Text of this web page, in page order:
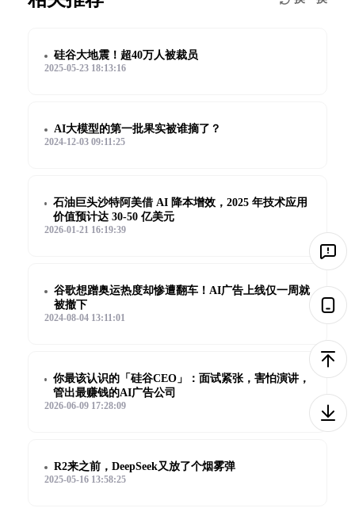
硅谷大地震！超40万人被裁员
2025-05-23 18:13:16
AI大模型的第一批果实被谁摘了？
2024-12-03 09:11:25
石油巨头沙特阿美借 AI 降本增效，2025 年技术应用
价值预计达 30-50 亿美元
2026-01-21 16:19:39
谷歌想蹭奥运热度却惨遭翻车！AI广告上线仅一周就
被撤下
2024-08-04 13:11:01
你最该认识的「硅谷CEO」：面试紧张，害怕演讲，
管出最赚钱的AI广告公司
2026-06-09 17:28:09
R2来之前，DeepSeek又放了个烟雾弹
2025-05-16 13:58:25